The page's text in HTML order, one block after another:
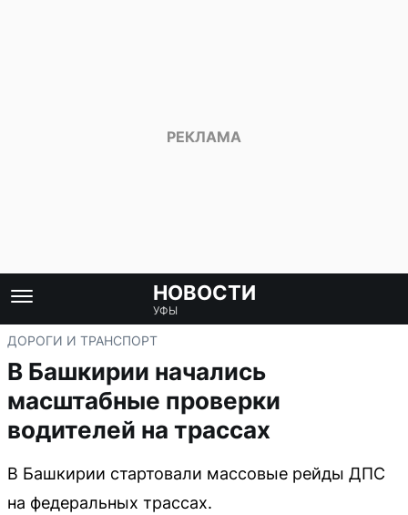
НОВОСТИ
УФЫ
ДОРОГИ И ТРАНСПОРТ
В Башкирии начались
масштабные проверки
водителей на трассах
В Башкирии стартовали массовые рейды ДПС
на федеральных трассах.